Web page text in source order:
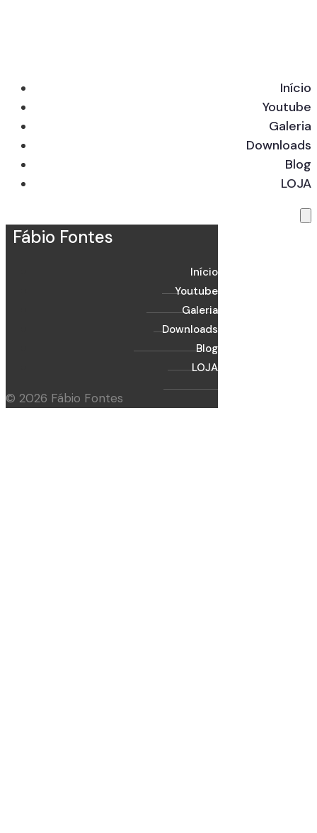
Início
Youtube
Galeria
Downloads
Blog
LOJA
Fábio Fontes
Início
Youtube
Galeria
Downloads
Blog
LOJA
© 2026 Fábio Fontes